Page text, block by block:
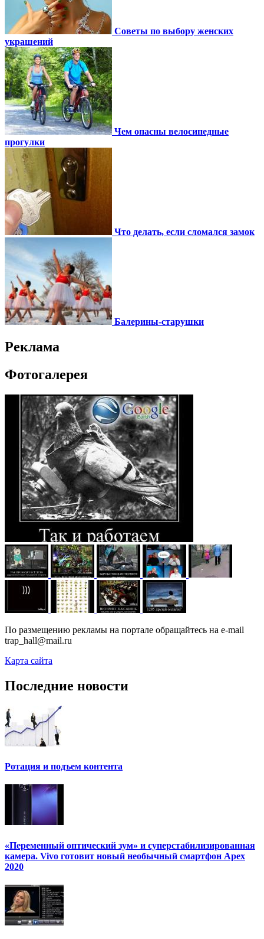
Советы по выбору женских
украшений
Чем опасны велосипедные
прогулки
Что делать, если сломался замок
Балерины-старушки
Реклама
Фотогалерея
По размещению рекламы на портале обращайтесь на e-mail
trap_hall@mail.ru
Карта сайта
Последние новости
Ротация и подъем контента
«Переменный оптический зум» и суперстабилизированная
камера. Vivo готовит новый необычный смартфон Apex
2020